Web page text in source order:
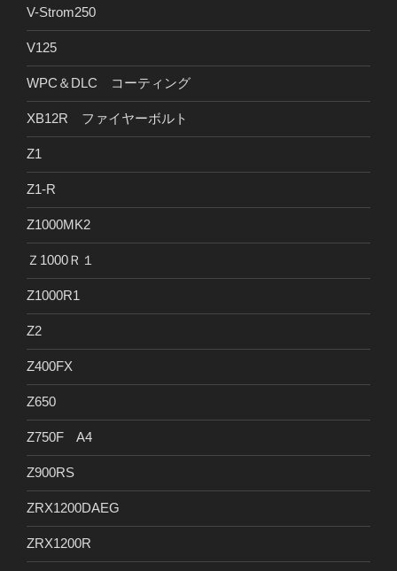
V-Strom250
V125
WPC＆DLC コーティング
XB12R ファイヤーボルト
Z1
Z1-R
Z1000MK2
Ｚ1000Ｒ１
Z1000R1
Z2
Z400FX
Z650
Z750F A4
Z900RS
ZRX1200DAEG
ZRX1200R